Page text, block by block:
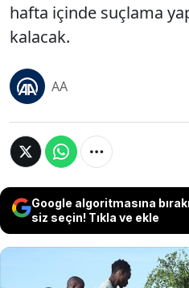
hafta içinde suçlama
kalacak.
AA
Google algoritmasına
siz seçin! Tıkla ve ekle